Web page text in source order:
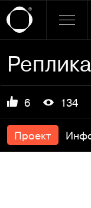
6 134
Проект